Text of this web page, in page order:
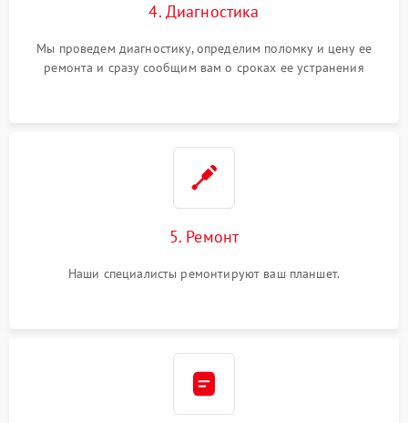
4. Диагностика
Мы проведем диагностику, определим поломку и цену ее
ремонта и сразу сообщим вам о сроках ее устранения
5. Ремонт
Наши специалисты ремонтируют ваш планшет.